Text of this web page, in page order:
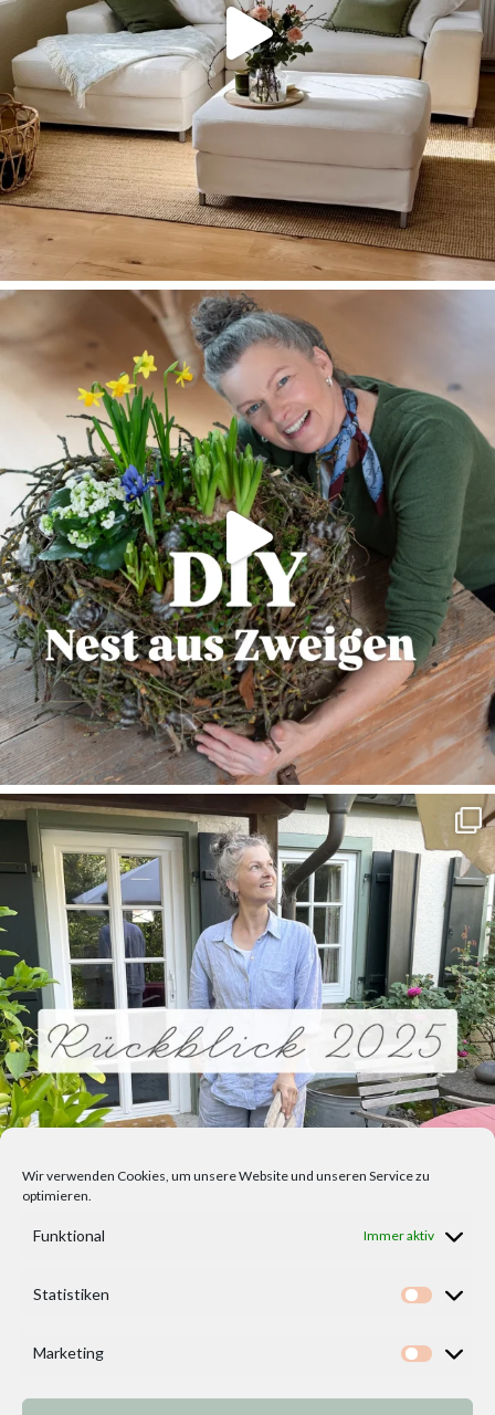
Wir verwenden Cookies, um unsere Website und unseren Service zu
optimieren.
Funktional Immer aktiv
Statistiken
Marketing